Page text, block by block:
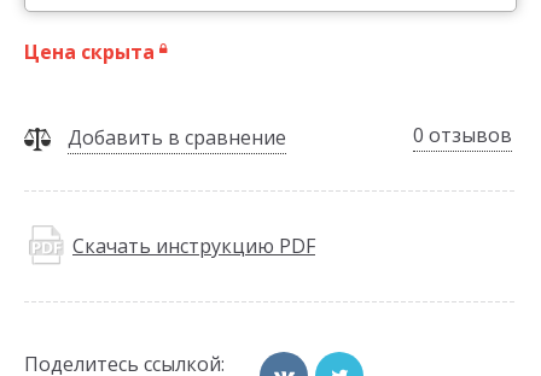
Цена скрыта
Добавить в сравнение 0 отзывов
Скачать инструкцию PDF
Поделитесь ссылкой: